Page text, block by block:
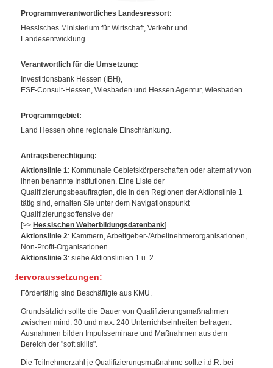
Programmverantwortliches Landesressort:
Hessisches Ministerium für Wirtschaft, Verkehr und
Landesentwicklung
Verantwortlich für die Umsetzung:
Investitionsbank Hessen (IBH),
ESF-Consult-Hessen, Wiesbaden und Hessen Agentur, Wiesbaden
Programmgebiet:
Land Hessen ohne regionale Einschränkung.
Antragsberechtigung:
Aktionslinie 1: Kommunale Gebietskörperschaften oder alternativ von
ihnen benannte Institutionen. Eine Liste der
Qualifizierungsbeauftragten, die in den Regionen der Aktionslinie 1
tätig sind, erhalten Sie unter dem Navigationspunkt
Qualifizierungsoffensive der
[>> Hessischen Weiterbildungsdatenbank].
Aktionslinie 2: Kammern, Arbeitgeber-/Arbeitnehmerorganisationen,
Non-Profit-Organisationen
Aktionslinie 3: siehe Aktionslinien 1 u. 2
Fördervoraussetzungen:
Förderfähig sind Beschäftigte aus KMU.
Grundsätzlich sollte die Dauer von Qualifizierungsmaßnahmen
zwischen mind. 30 und max. 240 Unterrichtseinheiten betragen.
Ausnahmen bilden Impulsseminare und Maßnahmen aus dem
Bereich der "soft skills".
Die Teilnehmerzahl je Qualifizierungsmaßnahme sollte i.d.R. bei